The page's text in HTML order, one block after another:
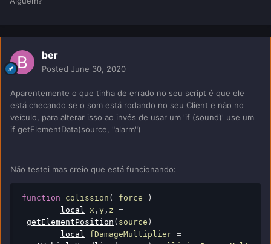
ber
Posted June 30, 2020
Aparentemente o que tinha de errado no seu script é que ele
está checando se o som está rodando no seu Client e não no
veículo, para alterar isso ao invés de usar um 'if (sound)' use um
if getElementData(source, "alarm")
Não testei mas creio que está funcionando:
function colission ( force
)
local x , y , z =
getElementPosition ( source )
local fDamageMultiplier =